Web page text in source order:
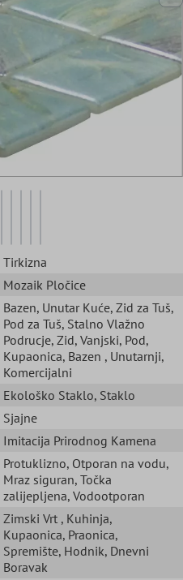
Tirkizna
Mozaik Pločice
Bazen, Unutar Kuće, Zid za Tuš,
Pod za Tuš, Stalno Vlažno
Podrucje, Zid, Vanjski, Pod,
Kupaonica, Bazen , Unutarnji,
Komercijalni
Ekološko Staklo, Staklo
Sjajne
Imitacija Prirodnog Kamena
Protuklizno, Otporan na vodu,
Mraz siguran, Točka
zalijepljena, Vodootporan
Zimski Vrt , Kuhinja,
Kupaonica, Praonica,
Spremište, Hodnik, Dnevni
Boravak